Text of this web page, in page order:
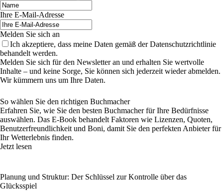
Ihre E-Mail-Adresse
Melden Sie sich an
Ich akzeptiere, dass meine Daten gemäß der Datenschutzrichtlinie
behandelt werden.
Melden Sie sich für den Newsletter an und erhalten Sie wertvolle
Inhalte – und keine Sorge, Sie können sich jederzeit wieder abmelden.
Wir kümmern uns um Ihre Daten.
So wählen Sie den richtigen Buchmacher
Erfahren Sie, wie Sie den besten Buchmacher für Ihre Bedürfnisse
auswählen. Das E-Book behandelt Faktoren wie Lizenzen, Quoten,
Benutzerfreundlichkeit und Boni, damit Sie den perfekten Anbieter für
Ihr Wetterlebnis finden.
Jetzt lesen
Planung und Struktur: Der Schlüssel zur Kontrolle über das
Glücksspiel